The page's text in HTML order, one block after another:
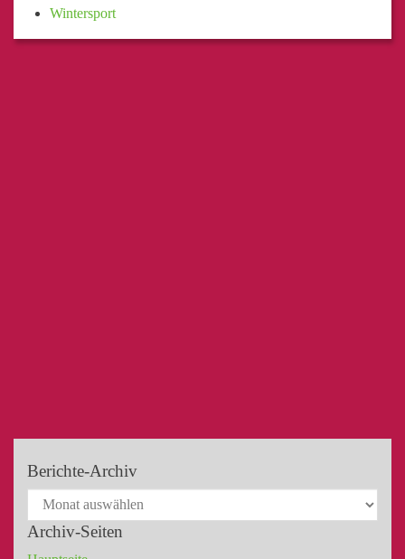
Wintersport
Berichte-Archiv
Archiv-Seiten